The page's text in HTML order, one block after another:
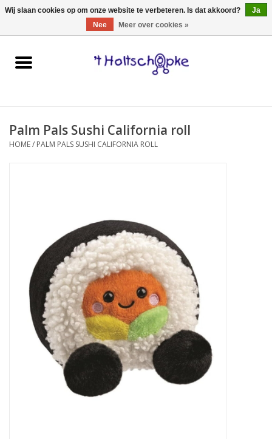
0 Artikelen - €0,00
Home
spellen
kinderkamer
eten & drinken
knuffels
Palm Pals Sushi California roll
HOME/ PALM PALS SUSHI CALIFORNIA ROLL
Wij slaan cookies op om onze website te verbeteren. Is dat akkoord?
Ja
Nee
Meer over cookies »